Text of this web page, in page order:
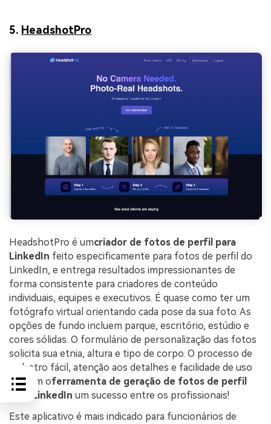
5. HeadshotPro
HeadshotPro é umcriador de fotos de perfil para
LinkedIn feito especificamente para fotos de perfil do
LinkedIn, e entrega resultados impressionantes de
forma consistente para criadores de conteúdo
individuais, equipes e executivos. É quase como ter um
fotógrafo virtual orientando cada pose da sua foto. As
opções de fundo incluem parque, escritório, estúdio e
cores sólidas. O formulário de personalização das fotos
solicita sua etnia, altura e tipo de corpo. O processo de
cadastro fácil, atenção aos detalhes e facilidade de uso
tornam oferramenta de geração de fotos de perfil
para LinkedIn um sucesso entre os profissionais!
Este aplicativo é mais indicado para funcionários de